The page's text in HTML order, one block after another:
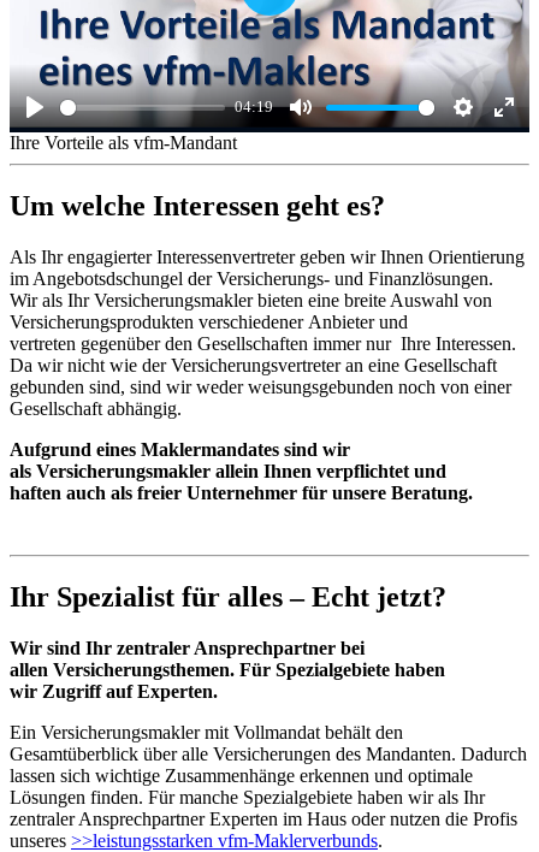
Play
04:19
Mute Settings
Play
Ihre Vorteile als vfm-Mandant
Um welche Interessen geht es?
Als Ihr engagierter Interessenvertreter geben wir Ihnen Orientierung
im Angebotsdschungel der Versicherungs- und Finanzlösungen.
Wir als Ihr Versicherungsmakler bieten eine breite Auswahl von
Versicherungsprodukten verschiedener Anbieter und
vertreten gegenüber den Gesellschaften immer nur Ihre Interessen.
Da wir nicht wie der Versicherungsvertreter an eine Gesellschaft
gebunden sind, sind wir weder weisungsgebunden noch von einer
Gesellschaft abhängig.
Aufgrund eines Maklermandates sind wir
als Versicherungsmakler allein Ihnen verpflichtet und
haften auch als freier Unternehmer für unsere Beratung.
Ihr Spezialist für alles – Echt jetzt?
Wir sind Ihr zentraler Ansprechpartner bei
allen Versicherungsthemen. Für Spezialgebiete haben
wir Zugriff auf Experten.
Ein Versicherungsmakler mit Vollmandat behält den
Gesamtüberblick über alle Versicherungen des Mandanten. Dadurch
lassen sich wichtige Zusammenhänge erkennen und optimale
Lösungen finden. Für manche Spezialgebiete haben wir als Ihr
zentraler Ansprechpartner Experten im Haus oder nutzen die Profis
unseres >>leistungsstarken vfm-Maklerverbunds.